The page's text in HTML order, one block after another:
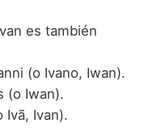
es también
(o Ivano, Iwan).
(o Iwan).
Ivã, Ivan).